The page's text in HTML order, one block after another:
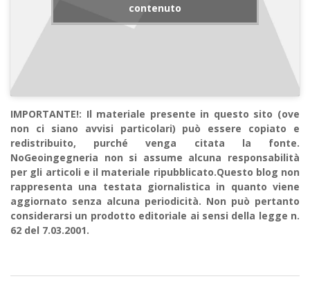
contenuto
IMPORTANTE!: Il materiale presente in questo sito (ove
non ci siano avvisi particolari) può essere copiato e
redistribuito, purché venga citata la fonte.
NoGeoingegneria non si assume alcuna responsabilità
per gli articoli e il materiale ripubblicato.Questo blog non
rappresenta una testata giornalistica in quanto viene
aggiornato senza alcuna periodicità. Non può pertanto
considerarsi un prodotto editoriale ai sensi della legge n.
62 del 7.03.2001.